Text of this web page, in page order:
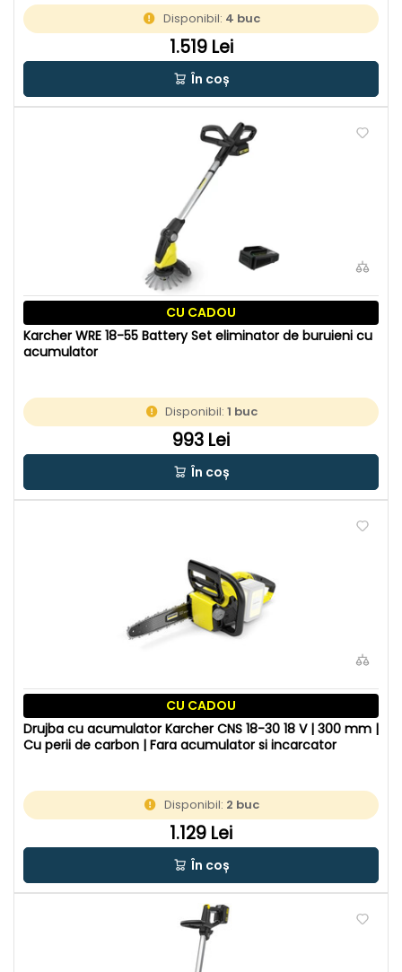
Disponibil: 4 buc
1.519 Lei
În coș
CU CADOU
Karcher WRE 18-55 Battery Set eliminator de buruieni cu
acumulator
Disponibil:1 buc
993 Lei
În coș
CU CADOU
Drujba cu acumulator Karcher CNS 18-30 18 V | 300 mm |
Cu perii de carbon | Fara acumulator si incarcator
Disponibil: 2 buc
1.129 Lei
În coș